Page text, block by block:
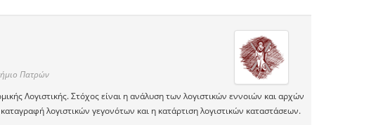
Πατρών
Λογιστικής. Στόχος είναι η ανάλυση των λογιστικών εννοιών και αρχών
λογιστικών γεγονότων και η κατάρτιση λογιστικών καταστάσεων.